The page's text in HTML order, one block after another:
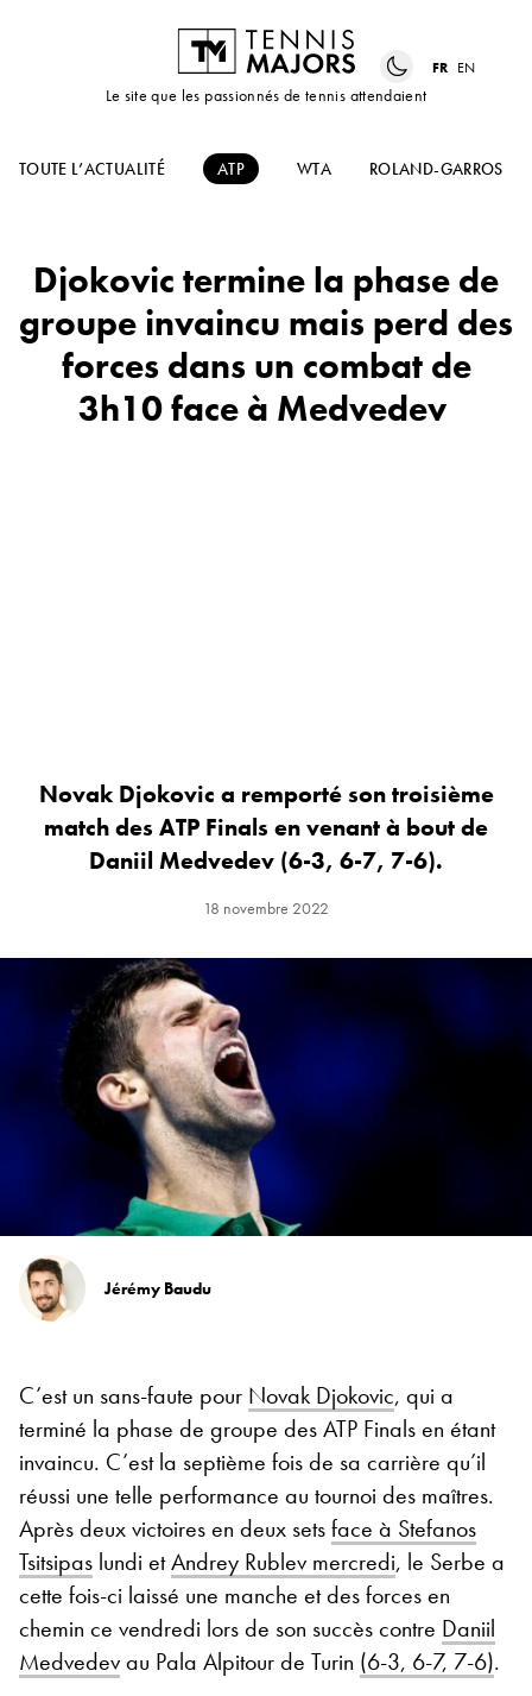
Le site que les passionnés de tennis attendaient
FR EN
TOUTE L’ACTUALITÉ ATP WTA ROLAND-GARROS
Djokovic termine la phase de
groupe invaincu mais perd des
forces dans un combat de
3h10 face à Medvedev
Novak Djokovic a remporté son troisième
match des ATP Finals en venant à bout de
Daniil Medvedev (6-3, 6-7, 7-6).
18 novembre 2022
Jérémy Baudu
C’est un sans-faute pour Novak Djokovic, qui a
terminé la phase de groupe des ATP Finals en étant
invaincu. C’est la septième fois de sa carrière qu’il
réussi une telle performance au tournoi des maîtres.
Après deux victoires en deux setsface à Stefanos
Tsitsipas lundi etAndrey Rublev mercredi, le Serbe a
cette fois-ci laissé une manche et des forces en
chemin ce vendredi lors de son succès contre Daniil
Medvedevau Pala Alpitour de Turin (6-3, 6-7, 7-6).